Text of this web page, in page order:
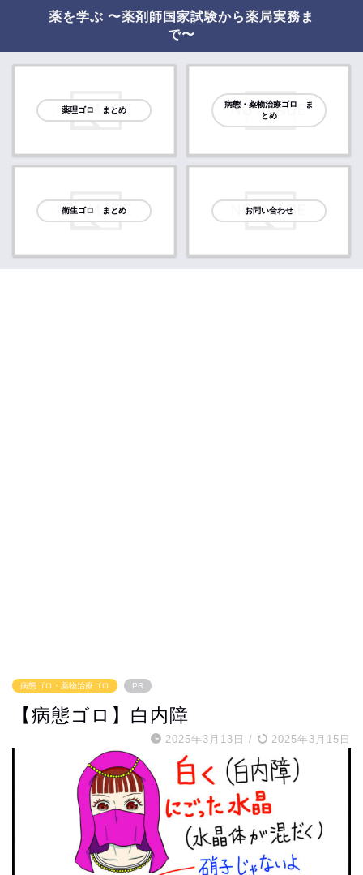
薬を学ぶ 〜薬剤師国家試験から薬局実務ま
で〜
薬理ゴロ まとめ
病態・薬物治療ゴロ ま
とめ
衛生ゴロ まとめ お問い合わせ
病態ゴロ・薬物治療ゴロ PR
【病態ゴロ】白内障
2025年3月13日 / 2025年3月15日